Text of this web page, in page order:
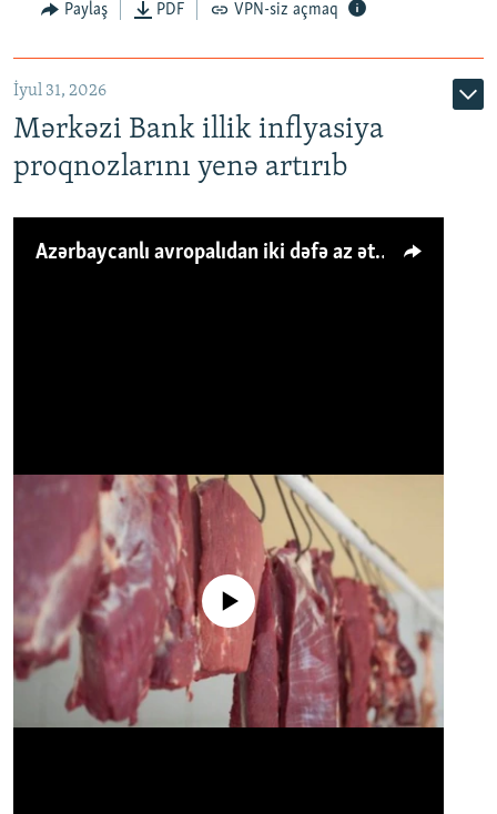
Paylaş PDF VPN-siz açmaq
İyul 31, 2026
Mərkəzi Bank illik inflyasiya
proqnozlarını yenə artırıb
Azərbaycanlı avropalıdan iki dəfə az ət yeyir, amma... 'Qiymət artımı qaçılmazdır'
No media source currently available